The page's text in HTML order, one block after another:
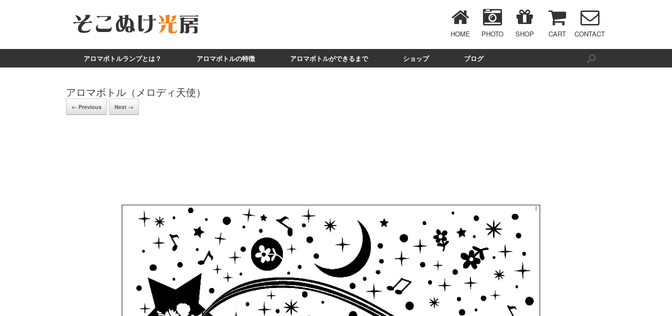
HOME PHOTO SHOP CART CONTACT
アロマボトルランプとは？ アロマボトルの特徴 アロマボトルができるまで ショップ ブログ
アロマボトル（メロディ天使）
← Previous Next →